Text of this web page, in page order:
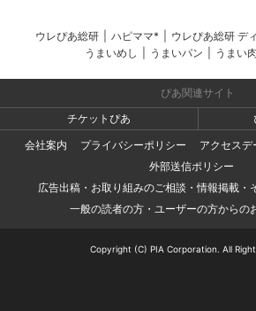
ウレぴあ総研 ハピママ* ウレぴあ総研 デ
うまいめし
うまいパン うまい肉
ぴあ関連サイト
チケットぴあ
会社案内
プライバシーポリシー
アクセスデ
外部送信ポリシー
広告出稿・お取り組みのご相談・情報掲載・
一般の読者の方・ユーザーの方からの
Copyright (C) PIA Corporation. All